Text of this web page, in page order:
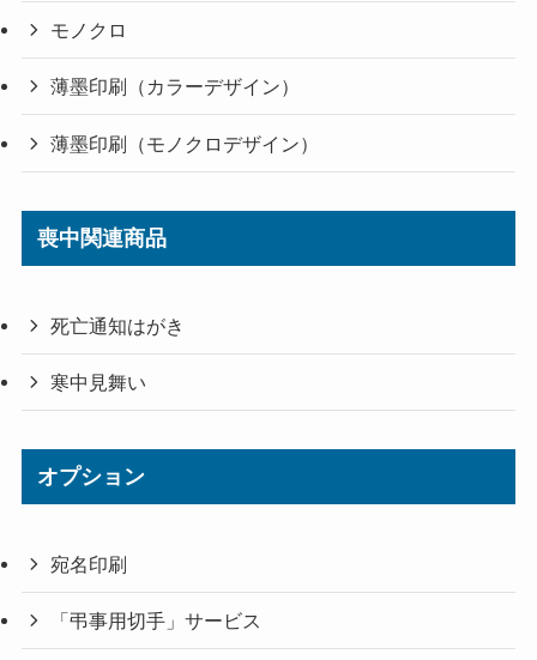
モノクロ
薄墨印刷（カラーデザイン）
薄墨印刷（モノクロデザイン）
喪中関連商品
死亡通知はがき
寒中見舞い
オプション
宛名印刷
「弔事用切手」サービス